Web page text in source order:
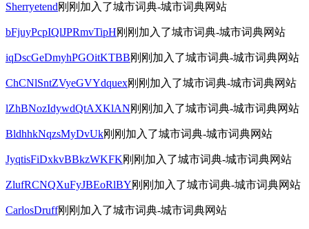
Sherryetend刚刚加入了城市词典-城市词典网站
bFjuyPcpIQlJPRmvTipH刚刚加入了城市词典-城市词典网站
iqDscGeDmyhPGOitKTBB刚刚加入了城市词典-城市词典网站
ChCNlSntZVyeGVYdquex刚刚加入了城市词典-城市词典网站
lZhBNozIdywdQtAXKlAN刚刚加入了城市词典-城市词典网站
BldhhkNqzsMyDvUk刚刚加入了城市词典-城市词典网站
JyqtisFiDxkvBBkzWKFK刚刚加入了城市词典-城市词典网站
ZlufRCNQXuFyJBEoRlBY刚刚加入了城市词典-城市词典网站
CarlosDruff刚刚加入了城市词典-城市词典网站